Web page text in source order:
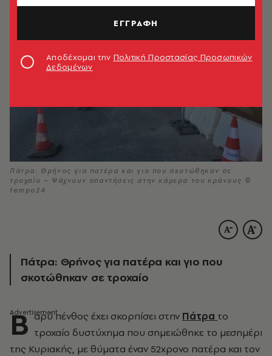
Πάτρα: Θρήνος για πατέρα και γιο που σκοτώθηκαν σε
τροχαίο – Ψάχνουν απαντήσεις στην κάμερα του κράνους ©
tempo24
Πάτρα: Θρήνος για πατέρα και γιο που
σκοτώθηκαν σε τροχαίο
Β αρύ πένθος έχει σκορπίσει στην Πάτρα το
τροχαίο δυστύχημα που σημειώθηκε το μεσημέρι
της Κυριακής, με θύματα έναν 52χρονο πατέρα και τον
ΕΓΓΡΑΦΗ
Αποδέχομαι την Πολιτική Προστασίας Προσωπικών
Δεδομένων